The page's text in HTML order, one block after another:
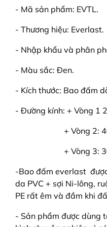
- Mã sản phẩm: EVTL.
- Thương hiệu: Everlast.
- Nhập khẩu và phân
- Màu sắc: Đen.
- Kích thước: Bao đấm
- Đường kính: + Vòng 1
+ Vòng 2:
+ Vòng 3:
-Bao đấm everlast
da PVC + sợi Ni-lông,
PE rất êm và đầm khi
- Sản phẩm được dùng